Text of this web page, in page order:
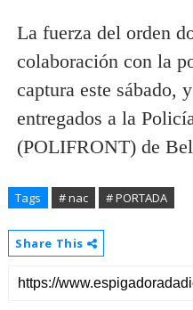
La fuerza del orden
colaboración con la
captura este sábado,
entregados a la
(POLIFRONT) de
Tags # nac # PORTADA
Share This